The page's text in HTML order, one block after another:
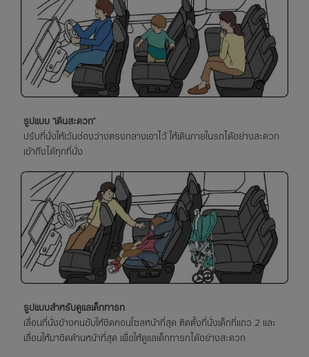
รูปแบบ “เดินสะดวก”
ปรับที่นั่งให้เว้นช่องว่างตรงกลางเอาไว้ ให้เดินภายในรถได้อย่างสะดวก
เข้าถึงได้ทุกที่นั่ง
รูปแบบสำหรับดูแลเด็กทารก
เลื่อนที่นั่งข้างคนขับให้ชิดคอนโซลหน้าที่สุด ติดตั้งที่นั่งเด็กที่แถว 2 และ
เลื่อนให้มาชิดด้านหน้าที่สุด เพื่อให้ดูแลเด็กทารกได้อย่างสะดวก